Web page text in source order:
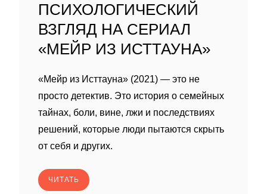
ПСИХОЛОГИЧЕСКИЙ
ВЗГЛЯД НА СЕРИАЛ
«МЕЙР ИЗ ИСТТАУНА»
«Мейр из Исттауна» (2021) — это не
просто детектив. Это история о семейных
тайнах, боли, вине, лжи и последствиях
решений, которые люди пытаются скрыть
от себя и других.
ЧИТАТЬ